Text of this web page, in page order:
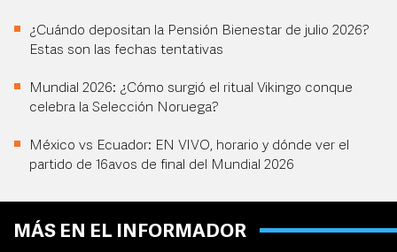
¿Cuándo depositan la Pensión Bienestar de julio 2026?
Estas son las fechas tentativas
Mundial 2026: ¿Cómo surgió el ritual Vikingo conque
celebra la Selección Noruega?
México vs Ecuador: EN VIVO, horario y dónde ver el
partido de 16avos de final del Mundial 2026
MÁS EN EL INFORMADOR